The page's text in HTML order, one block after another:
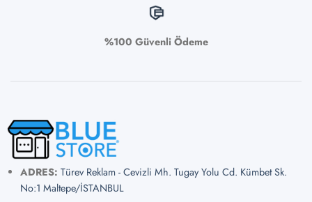
%100 Güvenli Ödeme
ADRES: Türev Reklam - Cevizli Mh. Tugay Yolu Cd. Kümbet Sk.
No:1 Maltepe/İSTANBUL